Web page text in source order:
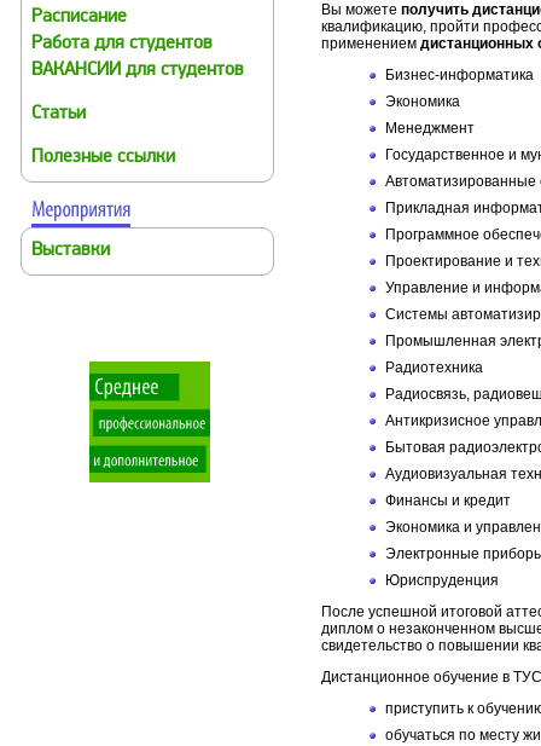
Расписание
Работа для студентов
ВАКАНСИИ для студентов
Статьи
Полезные ссылки
Выставки
Вы можете получить
квалификацию, пройти
применением дистанционных
Бизнес-информатика
Экономика
Менеджмент
Государственное и
Прикладная
Программное
Проектирование и
Управление и
Системы
Промышленная
Радиотехника
Радиосвязь,
Антикризисное
Бытовая
Аудиовизуальная
Финансы и кредит
Экономика и
Электронные
Юриспруденция
После успешной итоговой
диплом о незаконченном
свидетельство о повышении
Дистанционное обучение в
приступить к
обучаться по месту